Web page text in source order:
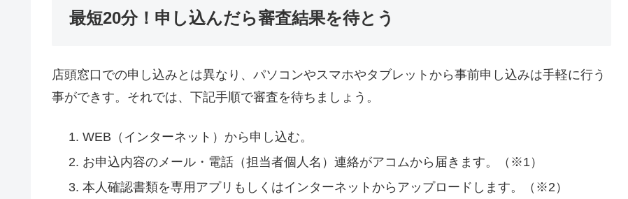
最短20分！申し込んだら審査結果を待とう
店頭窓口での申し込みとは異なり、パソコンやスマホやタブレットから事前申し込みは手軽に行う
事ができす。それでは、下記手順で審査を待ちましょう。
WEB（インターネット）から申し込む。
お申込内容のメール・電話（担当者個人名）連絡がアコムから届きます。（※1）
本人確認書類を専用アプリもしくはインターネットからアップロードします。（※2）